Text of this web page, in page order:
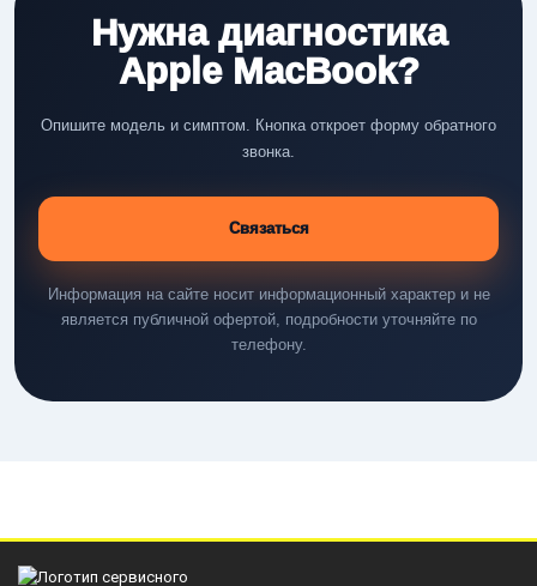
Нужна диагностика
Apple MacBook?
Опишите модель и симптом. Кнопка откроет форму обратного
звонка.
Связаться
Информация на сайте носит информационный характер и не
является публичной офертой, подробности уточняйте по
телефону.